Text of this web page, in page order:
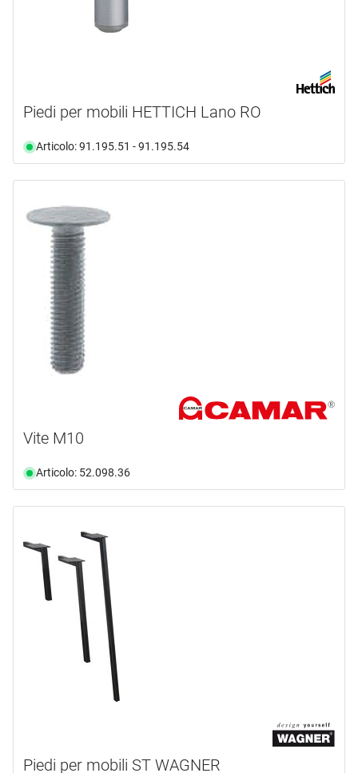
Piedi per mobili HETTICH Lano RO
Articolo: 91.195.51 - 91.195.54
Vite M10
Articolo: 52.098.36
Piedi per mobili ST WAGNER